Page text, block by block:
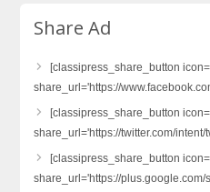
Share Ad
[classipress_share_button
share_url='https://
[classipress_share_button
share_url='https://twitter.com/intent/
[classipress_share_button
share_url='https://plus.google.com/